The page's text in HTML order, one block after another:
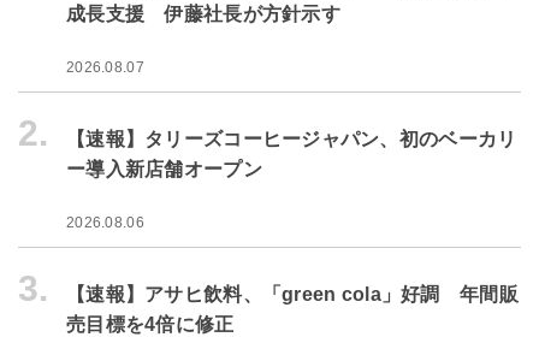
成長支援 伊藤社長が方針示す
2026.08.07
2.
【速報】タリーズコーヒージャパン、初のベーカリ
ー導入新店舗オープン
2026.08.06
3.
【速報】アサヒ飲料、「green cola」好調 年間販
売目標を4倍に修正